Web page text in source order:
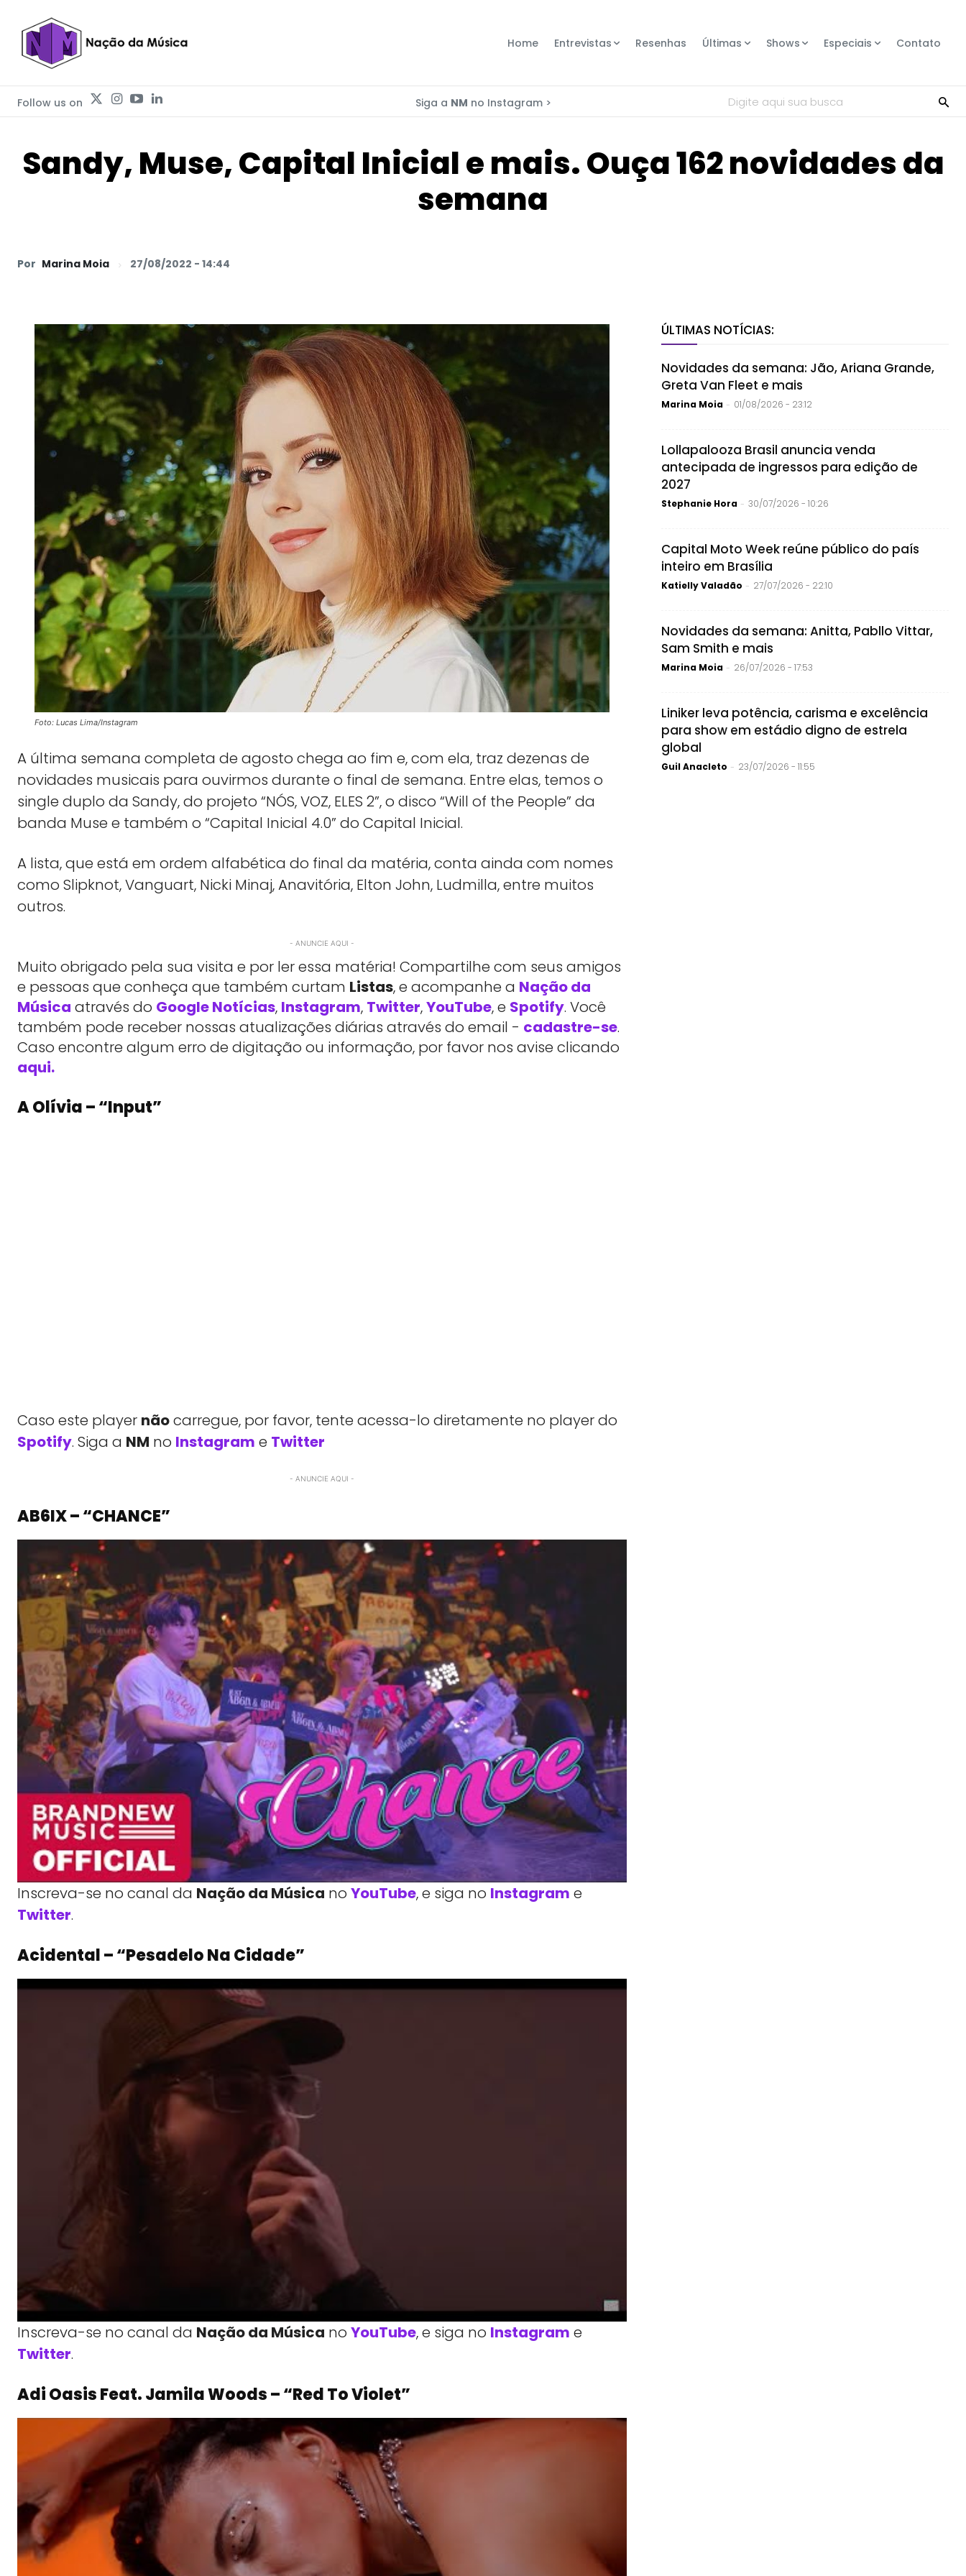
Home Entrevistas Resenhas Últimas Shows Especiais Contato
Follow us on Siga a NM no Instagram > Digite aqui sua busca
Sandy, Muse, Capital Inicial e mais. Ouça 162 novidades da
semana
Por Marina Moia 27/08/2022 - 14:44
Foto: Lucas Lima/Instagram
A última semana completa de agosto chega ao fim e, com ela, traz dezenas de
novidades musicais para ouvirmos durante o final de semana. Entre elas, temos o
single duplo da Sandy, do projeto “NÓS, VOZ, ELES 2”, o disco “Will of the People” da
banda Muse e também o “Capital Inicial 4.0” do Capital Inicial.
A lista, que está em ordem alfabética do final da matéria, conta ainda com nomes
como Slipknot, Vanguart, Nicki Minaj, Anavitória, Elton John, Ludmilla, entre muitos
outros.
- ANUNCIE AQUI -
Muito obrigado pela sua visita e por ler essa matéria! Compartilhe com seus amigos
e pessoas que conheça que também curtam Listas, e acompanhe a Nação da
Música através do Google Notícias, Instagram, Twitter,YouTube, e Spotify. Você
também pode receber nossas atualizações diárias através do email - cadastre-se.
Caso encontre algum erro de digitação ou informação, por favor nos avise clicando
aqui.
A Olívia – “Input”
Caso este player nãocarregue, por favor, tente acessa-lo diretamente no player do
Spotify. Siga a NM no Instagram e Twitter
- ANUNCIE AQUI -
AB6IX – “CHANCE”
Inscreva-se no canal da Nação da Música no YouTube, e siga no Instagram e
Twitter.
Acidental – “Pesadelo Na Cidade”
Inscreva-se no canal da Nação da Música no YouTube, e siga no Instagram e
Twitter.
Adi Oasis Feat. Jamila Woods – “Red To Violet”
ÚLTIMAS NOTÍCIAS:
Novidades da semana: Jão, Ariana Grande,
Greta Van Fleet e mais
Marina Moia - 01/08/2026 - 23:12
Lollapalooza Brasil anuncia venda
antecipada de ingressos para edição de
2027
Stephanie Hora - 30/07/2026 - 10:26
Capital Moto Week reúne público do país
inteiro em Brasília
Katielly Valadão - 27/07/2026 - 22:10
Novidades da semana: Anitta, Pabllo Vittar,
Sam Smith e mais
Marina Moia - 26/07/2026 - 17:53
Liniker leva potência, carisma e excelência
para show em estádio digno de estrela
global
Guil Anacleto - 23/07/2026 - 11:55